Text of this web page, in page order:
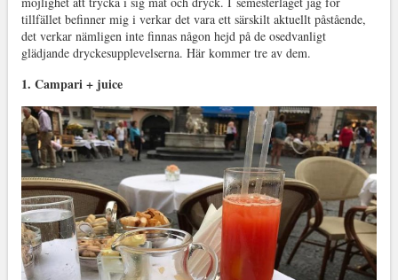
tillfället befinner mig i verkar det vara ett särskilt aktuellt påstående,
det verkar nämligen inte finnas någon hejd på de osedvanligt
glädjande dryckesupplevelserna. Här kommer tre av dem.
1. Campari + juice